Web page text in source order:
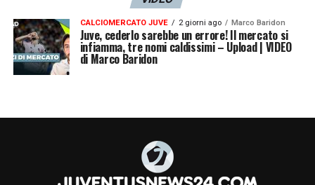
CALCIOMERCATO JUVE 2 giorni ago Marco Baridon
Juve, cederlo sarebbe un errore! Il mercato si
infiamma, tre nomi caldissimi – Upload | VIDEO
di Marco Baridon